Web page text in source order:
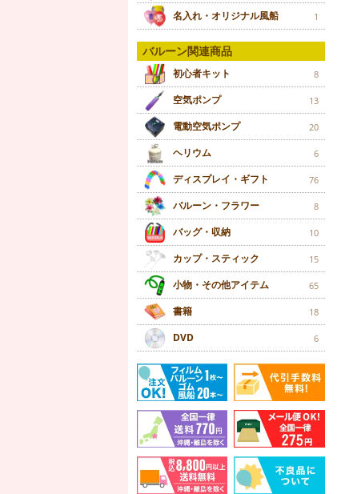
名入れ・オリジナル風船 1
バルーン関連商品
初心者キット 8
空気ポンプ 13
電動空気ポンプ 20
ヘリウム 6
ディスプレイ・ギフト 76
バルーン・フラワー 8
バッグ・収納 10
カップ・スティック 15
小物・その他アイテム 65
書籍 18
DVD 6